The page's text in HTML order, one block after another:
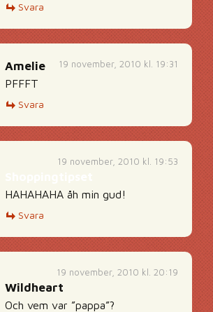
Svara
19 november, 2010 kl. 19:31
Amelie
PFFFT
Svara
19 november, 2010 kl. 19:53
HAHAHAHA åh min gud!
Svara
19 november, 2010 kl. 20:19
Wildheart
Och vem var ”pappa”?